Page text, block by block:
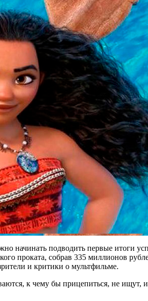
начинать подводить первые итоги
проката, собрав 335 миллионов
и критики о мультфильме.
к чему бы прицепиться, не ищут,